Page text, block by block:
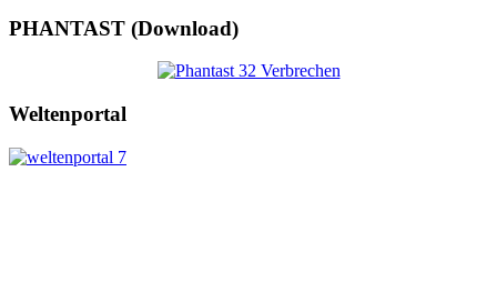
PHANTAST (Download)
Weltenportal